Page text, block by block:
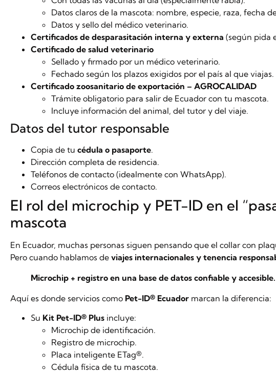
Datos claros de la mascota: nombre, especie, raza, fecha
Datos y sello del médico veterinario.
Certificados de desparasitación interna y externa (según pida
Certificado de salud veterinario
Sellado y firmado por un médico veterinario.
Fechado según los plazos exigidos por el país al que viajas.
Certificado zoosanitario de exportación – AGROCALIDAD
Trámite obligatorio para salir de Ecuador con tu mascota.
Incluye información del animal, del tutor y del viaje.
Datos del tutor responsable
Copia de tu cédula o pasaporte.
Dirección completa de residencia.
Teléfonos de contacto (idealmente con WhatsApp).
Correos electrónicos de contacto.
El rol del microchip y PET-ID en el
mascota
En Ecuador, muchas personas siguen pensando que el collar con
Pero cuando hablamos de viajes internacionales y tenencia
Microchip + registro en una base de datos confiable y accesible.
Aquí es donde servicios como Pet-ID® Ecuador marcan la diferencia:
Su Kit Pet-ID® Plus incluye:
Microchip de identificación.
Registro de microchip.
Placa inteligente ETag®.
Cédula física de tu mascota.